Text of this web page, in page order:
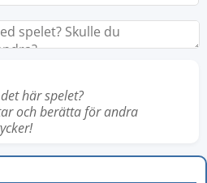
här spelet?
och berätta för andra